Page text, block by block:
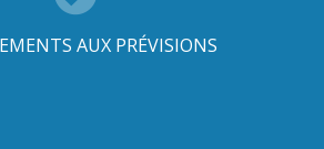
AUX PRÉVISIONS